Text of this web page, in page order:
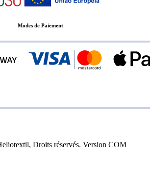
Modes de Paiement
Droits réservés. Version COM